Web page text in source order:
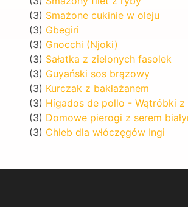
(3) Smażone cukinie w oleju
(3) Gbegiri
(3) Gnocchi (Njoki)
(3) Sałatka z zielonych fasolek
(3) Guyański sos brązowy
(3) Kurczak z bakłażanem
(3) Hígados de pollo - Wątróbki z
(3) Domowe pierogi z serem
(3) Chleb dla włóczęgów Ingi